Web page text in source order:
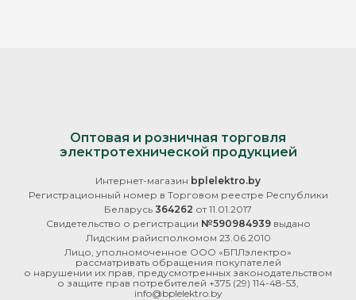
Оптовая и розничная торговля
электротехнической продукцией
Интернет-магазин bplelektro.by
Регистрационный номер в Торговом реестре Республики
Беларусь 364262 от 11.01.2017
Свидетельство о регистрации №590984939выдано
Лидским райисполкомом 23.06.2010
Лицо, уполномоченное ООО «БПЛэлектро»
рассматривать обращения покупателей
о нарушении их прав, предусмотренных законодательством
о защите прав потребителей +375 (29) 114-48-53
info@bplelektro.by